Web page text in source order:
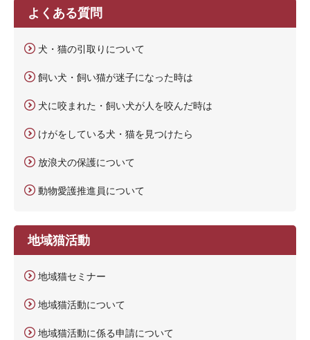
よくある質問
犬・猫の引取りについて
飼い犬・飼い猫が迷子になった時は
犬に咬まれた・飼い犬が人を咬んだ時は
けがをしている犬・猫を見つけたら
放浪犬の保護について
動物愛護推進員について
地域猫活動
地域猫セミナー
地域猫活動について
地域猫活動に係る申請について